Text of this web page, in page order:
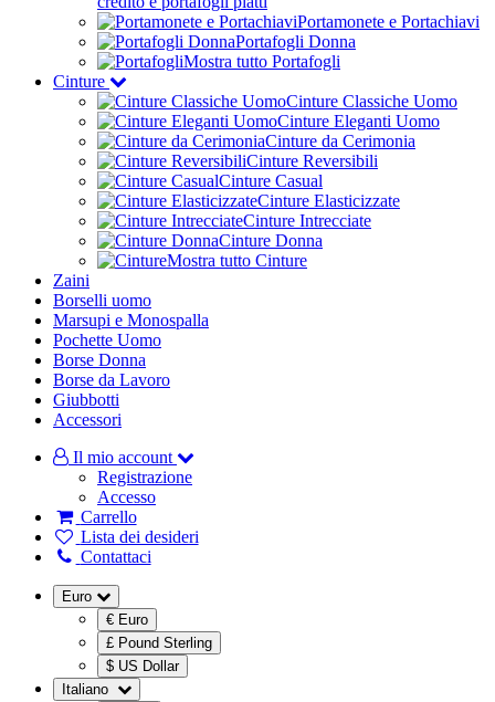
Portamonete e Portachiavi
Portafogli Donna
Mostra tutto Portafogli
Cinture
Cinture Classiche Uomo
Cinture Eleganti Uomo
Cinture da Cerimonia
Cinture Reversibili
Cinture Casual
Cinture Elasticizzate
Cinture Intrecciate
Cinture Donna
Mostra tutto Cinture
Zaini
Borselli uomo
Marsupi e Monospalla
Pochette Uomo
Borse Donna
Borse da Lavoro
Giubbotti
Accessori
Il mio account
Registrazione
Accesso
Carrello
Lista dei desideri
Contattaci
Euro
€ Euro
£ Pound Sterling
$ US Dollar
Italiano